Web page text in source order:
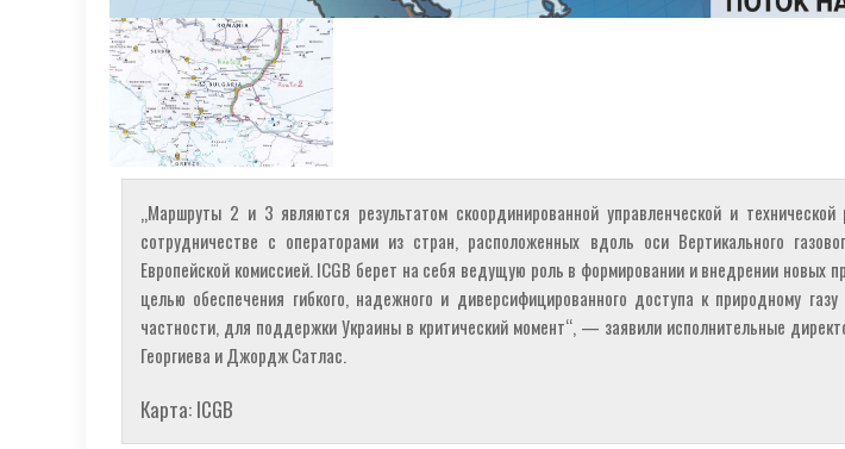
„Маршруты 2 и 3 являются результатом скоординированной управленческой и
сотрудничестве с операторами из стран, расположенных вдоль оси Вертикального
Европейской комиссией. ICGB берет на себя ведущую роль в формировании и внедрении новых
целью обеспечения гибкого, надежного и диверсифицированного доступа к природному
частности, для поддержки Украины в критический момент“, — заявили исполнительные
Георгиева и Джордж Сатлас.
Карта: ICGB